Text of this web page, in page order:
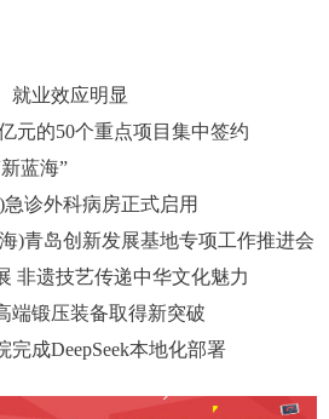
就业效应明显
元的50个重点项目集中签约
蓝海”
诊外科病房正式启用
)青岛创新发展基地专项工作推进会
非遗技艺传递中华文化魅力
端锻压装备取得新突破
成DeepSeek本地化部署